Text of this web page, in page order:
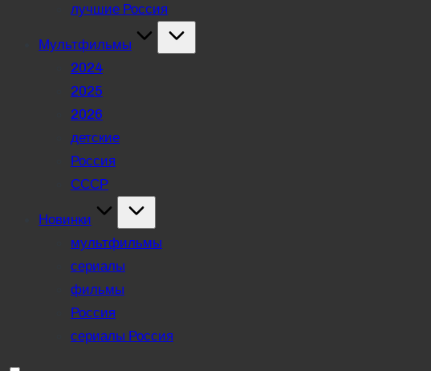
лучшие Россия
Мультфильмы
2024
2025
2026
детские
Россия
СССР
Новинки
мультфильмы
сериалы
фильмы
Россия
сериалы Россия